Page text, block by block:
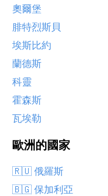
奧爾堡
腓特烈斯貝
埃斯比約
蘭德斯
科靈
霍森斯
瓦埃勒
歐洲的國家
🇷🇺 俄羅斯
🇧🇬 保加利亞